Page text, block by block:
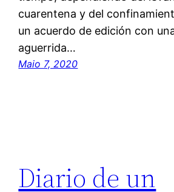
cuarentena y del
un acuerdo de edición con
aguerrida…
Maio 7, 2020
Diario de un